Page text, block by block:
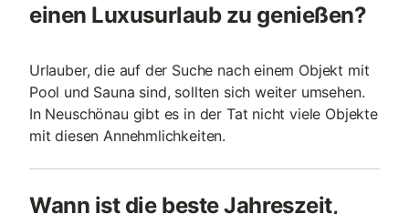
einen Luxusurlaub zu genießen?
Urlauber, die auf der Suche nach einem Objekt mit
Pool und Sauna sind, sollten sich weiter umsehen.
In Neuschönau gibt es in der Tat nicht viele Objekte
mit diesen Annehmlichkeiten.
Wann ist die beste Jahreszeit,